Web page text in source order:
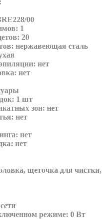
00
1
20
нержавеющая сталь
нет
нет
1 шт
зон: нет
нет
нет
нет
щеточка для чистки,
режиме: 0 Вт